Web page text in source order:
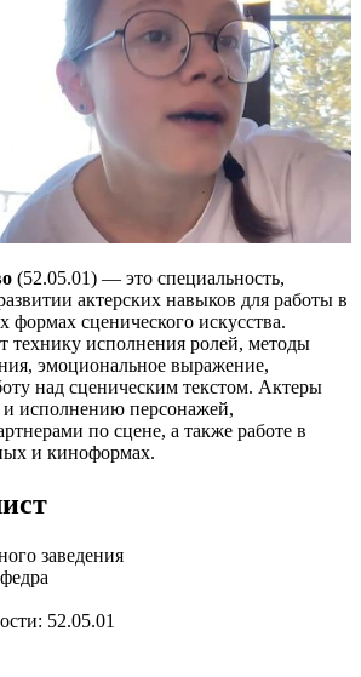
(52.05.01) — это специальность,
актерских навыков для работы в
формах сценического искусства.
технику исполнения ролей, методы
эмоциональное выражение,
над сценическим текстом. Актеры
и исполнению персонажей,
по сцене, а также работе в
и киноформах.
заведения
52.05.01